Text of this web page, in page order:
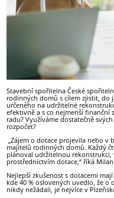
Stavební spořitelna České
rodinných domů s cílem zjistit, do
určeného na udržitelné
efektivně a s co nejmenší finanční
radu? Využíváme dostatečně
rozpočet?
„Zájem o dotace projevila nebo
majitelů rodinných domů. Každý
plánoval udržitelnou
prostřednictvím dotace,“ říká
Nejlepší zkušenost s dotacemi
kde 40 % oslovených uvedlo, že o
nikdy nežádali, je nejvíce v